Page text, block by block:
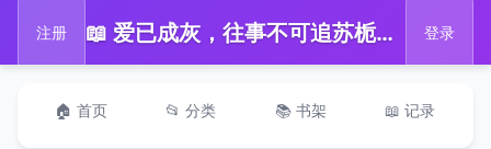
注册 📖 爱已成灰，往事不可追苏栀陆航笔趣阁小说在线免费阅读无广告弹窗 登录
🏠 首页 📂 分类 📚 书架 📖 记录